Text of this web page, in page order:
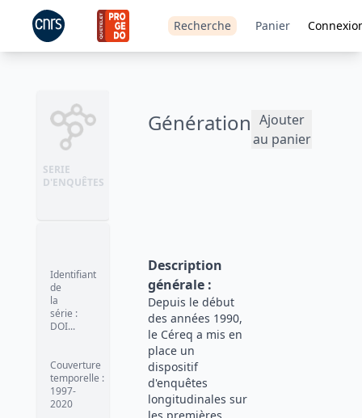
Recherche Panier
SERIE
D'ENQUÊTES
Génération Ajouter
au panier
Identifiant
de
la
série :
DOI...
Couverture
temporelle :
1997-
2020
Description
générale :
Depuis le début
des années 1990,
le Céreq a mis en
place un
dispositif
d'enquêtes
longitudinales sur